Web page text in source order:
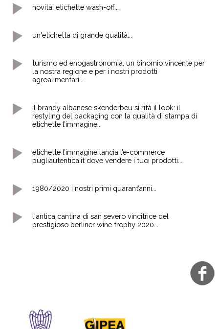
novità! etichette wash-off...
un'etichetta di grande qualità...
turismo ed enogastronomia, un binomio vincente per
la nostra regione e per i nostri prodotti
agroalimentari...
il brandy albanese skenderbeu si rifà il look: il
restyling del packaging con la qualità di stampa di
etichette l’immagine...
etichette l’immagine lancia l’e-commerce
pugliautentica.it dove vendere i tuoi prodotti...
1980/2020 i nostri primi quarant’anni...
l'antica cantina di san severo vincitrice del
prestigioso berliner wine trophy 2020...